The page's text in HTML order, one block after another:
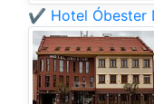
✔️ Hotel Óbester